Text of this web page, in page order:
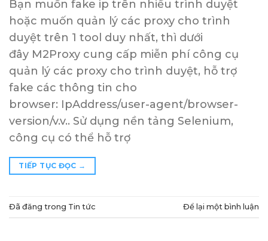
Bạn muốn fake ip trên nhiều trình duyệt
hoặc muốn quản lý các proxy cho trình
duyệt trên 1 tool duy nhất, thì dưới
đây M2Proxy cung cấp miễn phí công cụ
quản lý các proxy cho trình duyệt, hỗ trợ
fake các thông tin cho
browser: IpAddress/user-agent/browser-
version/v.v.. Sử dụng nền tảng Selenium,
công cụ có thể hỗ trợ
TIẾP TỤC ĐỌC →
Đã đăng trong Tin tức Để lại một bình luận